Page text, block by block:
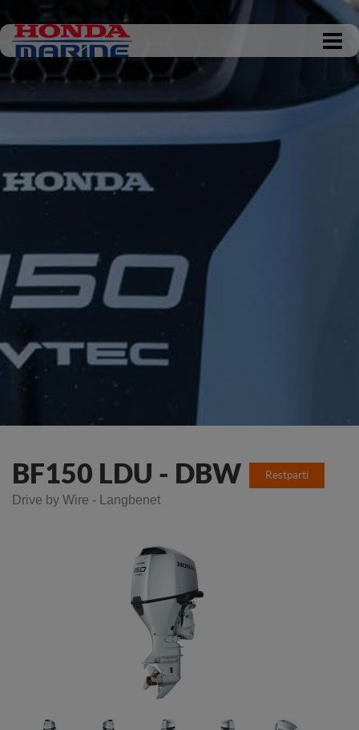
Gå til kassen
BF150 LDU - DBW Restparti
Drive by Wire - Langbenet